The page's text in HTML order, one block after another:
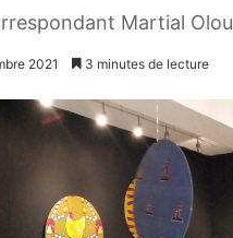
Martial Olou
2021 3 minutes de lecture